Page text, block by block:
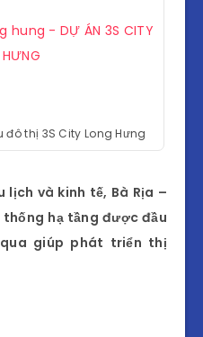
đô thị 3S City Long Hưng
lịch và kinh tế, Bà Rịa –
hạ tầng được đầu
giúp phát triển thị